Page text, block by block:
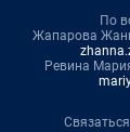
По
Жапарова
Ревина